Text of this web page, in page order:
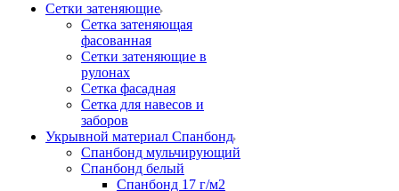
Сетки затеняющие
Сетка затеняющая
фасованная
Сетки затеняющие в
рулонах
Сетка фасадная
Сетка для навесов и
заборов
Укрывной материал Спанбонд
Спанбонд мульчирующий
Спанбонд белый
Спанбонд 17 г/м2